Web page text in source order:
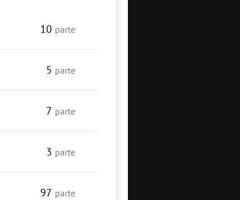
10 parte
5 parte
7 parte
3 parte
97 parte